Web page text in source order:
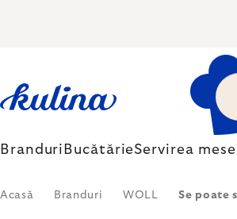
Branduri BucătărieServirea
Acasă Branduri WOLL Se poate